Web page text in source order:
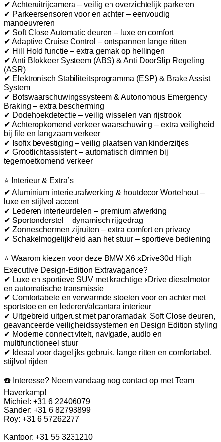
✔ Achteruitrijcamera – veilig en overzichtelijk parkeren
✔ Parkeersensoren voor en achter – eenvoudig
manoeuvreren
✔ Soft Close Automatic deuren – luxe en comfort
✔ Adaptive Cruise Control – ontspannen lange ritten
✔ Hill Hold functie – extra gemak op hellingen
✔ Anti Blokkeer Systeem (ABS) & Anti DoorSlip Regeling
(ASR)
✔ Elektronisch Stabiliteitsprogramma (ESP) & Brake Assist
System
✔ Botswaarschuwingssysteem & Autonomous Emergency
Braking – extra bescherming
✔ Dodehoekdetectie – veilig wisselen van rijstrook
✔ Achteropkomend verkeer waarschuwing – extra veiligheid
bij file en langzaam verkeer
✔ Isofix bevestiging – veilig plaatsen van kinderzitjes
✔ Grootlichtassistent – automatisch dimmen bij
tegemoetkomend verkeer
⭐ Interieur & Extra’s
✔ Aluminium interieurafwerking & houtdecor Wortelhout –
luxe en stijlvol accent
✔ Lederen interieurdelen – premium afwerking
✔ Sportonderstel – dynamisch rijgedrag
✔ Zonneschermen zijruiten – extra comfort en privacy
✔ Schakelmogelijkheid aan het stuur – sportieve bediening
⭐ Waarom kiezen voor deze BMW X6 xDrive30d High
Executive Design-Edition Extravagance?
✔ Luxe en sportieve SUV met krachtige xDrive dieselmotor
en automatische transmissie
✔ Comfortabele en verwarmde stoelen voor en achter met
sportstoelen en lederen/alcantara interieur
✔ Uitgebreid uitgerust met panoramadak, Soft Close deuren,
geavanceerde veiligheidssystemen en Design Edition styling
✔ Moderne connectiviteit, navigatie, audio en
multifunctioneel stuur
✔ Ideaal voor dagelijks gebruik, lange ritten en comfortabel,
stijlvol rijden
☎️ Interesse? Neem vandaag nog contact op met Team
Haverkamp!
Michiel: +31 6 22406079
Sander: +31 6 82793899
Roy: +31 6 57262277
Kantoor: +31 55 3231210